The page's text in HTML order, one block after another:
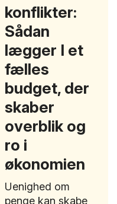
konflikter:
Sådan
lægger I et
fælles
budget, der
skaber
overblik og
ro i
økonomien
Uenighed om
penge kan skabe